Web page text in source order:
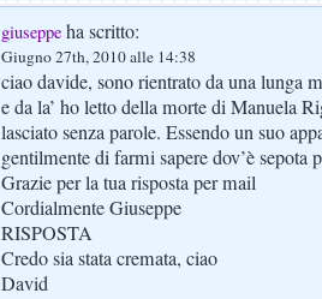
giuseppe ha scritto:
Giugno 27th, 2010 alle 14:38
ciao davide, sono rientrato da una lunga
e da la’ ho letto della morte di Manuela
lasciato senza parole. Essendo un suo
gentilmente di farmi sapere dov’è sepota
Grazie per la tua risposta per mail
Cordialmente Giuseppe
RISPOSTA
Credo sia stata cremata, ciao
David